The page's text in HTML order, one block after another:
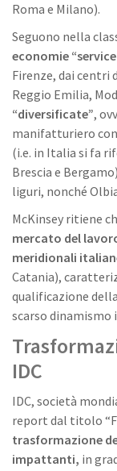
Roma e Milano).
Seguono nella
economie
Firenze, dai centri
Reggio Emilia,
“diversificate”,
manifatturiero
(i.e. in Italia si fa
Brescia e
liguri, nonché
McKinsey ritiene
mercato del
meridionali
Catania),
qualificazione
scarso
IDC
IDC, società
report dal titolo
trasformazione
impattanti, in